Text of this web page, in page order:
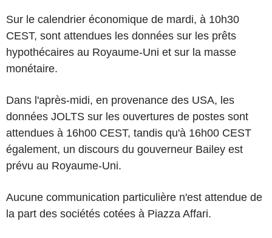
Sur le calendrier économique de mardi, à 10h30
CEST, sont attendues les données sur les prêts
hypothécaires au Royaume-Uni et sur la masse
monétaire.
Dans l'après-midi, en provenance des USA, les
données JOLTS sur les ouvertures de postes sont
attendues à 16h00 CEST, tandis qu'à 16h00 CEST
également, un discours du gouverneur Bailey est
prévu au Royaume-Uni.
Aucune communication particulière n'est attendue de
la part des sociétés cotées à Piazza Affari.